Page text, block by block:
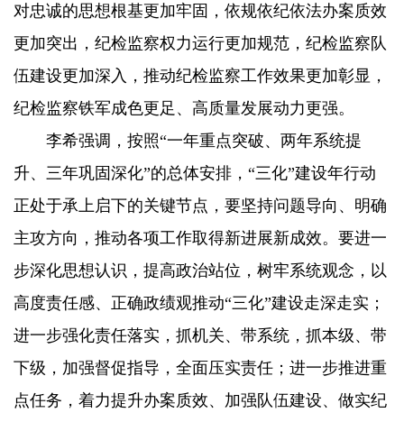
对忠诚的思想根基更加牢固，依规依纪依法办案质效
更加突出，纪检监察权力运行更加规范，纪检监察队
伍建设更加深入，推动纪检监察工作效果更加彰显，
纪检监察铁军成色更足、高质量发展动力更强。
李希强调，按照“一年重点突破、两年系统提
升、三年巩固深化”的总体安排，“三化”建设年行动
正处于承上启下的关键节点，要坚持问题导向、明确
主攻方向，推动各项工作取得新进展新成效。要进一
步深化思想认识，提高政治站位，树牢系统观念，以
高度责任感、正确政绩观推动“三化”建设走深走实；
进一步强化责任落实，抓机关、带系统，抓本级、带
下级，加强督促指导，全面压实责任；进一步推进重
点任务，着力提升办案质效、加强队伍建设、做实纪